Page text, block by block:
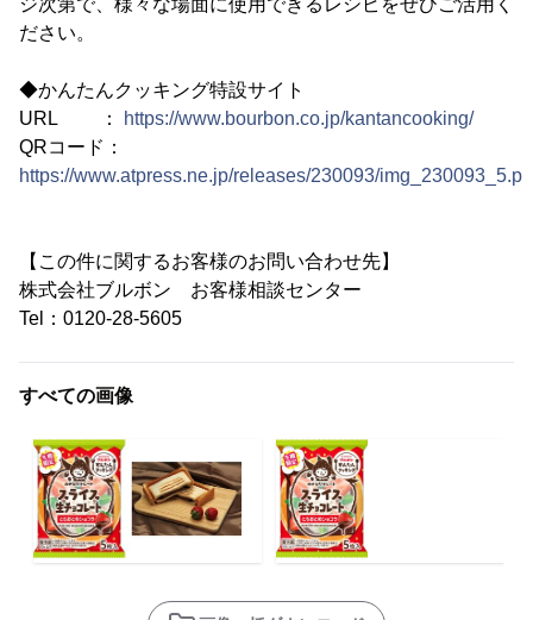
ださい。
◆かんたんクッキング特設サイト
URL ：
https://www.bourbon.co.jp/kantancooking/
QRコード：
https://www.atpress.ne.jp/releases/230093/
【この件に関するお客様のお問い合わせ先】
株式会社ブルボン お客様相談センター
Tel：0120-28-5605
すべての画像